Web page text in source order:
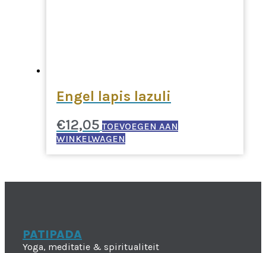
Engel lapis lazuli
€12,05 TOEVOEGEN AAN
WINKELWAGEN
PATIPADA
Yoga, meditatie & spiritualiteit